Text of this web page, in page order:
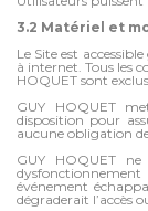
3.2 Matériel et
Le Site est
à internet. Tous les
HOQUET sont
GUY HOQUET
disposition pour
aucune obligation
GUY HOQUET
événement
dégraderait l’accès